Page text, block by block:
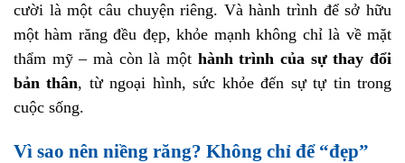
cười là một câu chuyện riêng. Và hành trình để sở hữu
một hàm răng đều đẹp, khỏe mạnh không chỉ là về mặt
thẩm mỹ – mà còn là một hành trình của sự thay đổi
bản thân, từ ngoại hình, sức khỏe đến sự tự tin trong
cuộc sống.
Vì sao nên niềng răng? Không chỉ để “đẹp”